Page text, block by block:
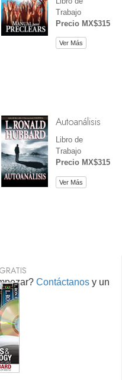
Trabajo
Precio MX$315
Ver Más
Autoanálisis
Libro de
Trabajo
Precio MX$315
Ver Más
Contáctanos y un